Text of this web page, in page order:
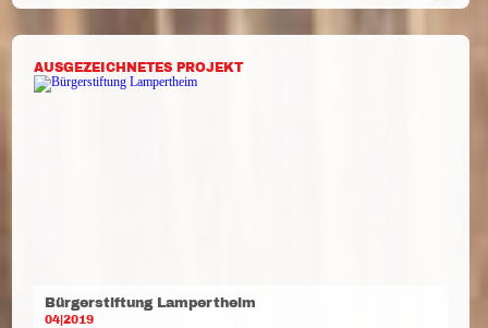
AUSGEZEICHNETES PROJEKT
Bürgerstiftung Lampertheim
04|2019